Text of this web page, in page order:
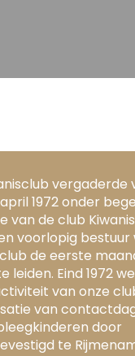
vergaderde
1972 onder
van de club Kiwanis
voorlopig bestuur
de eerste
Eind 1972
van onze
van
door
te